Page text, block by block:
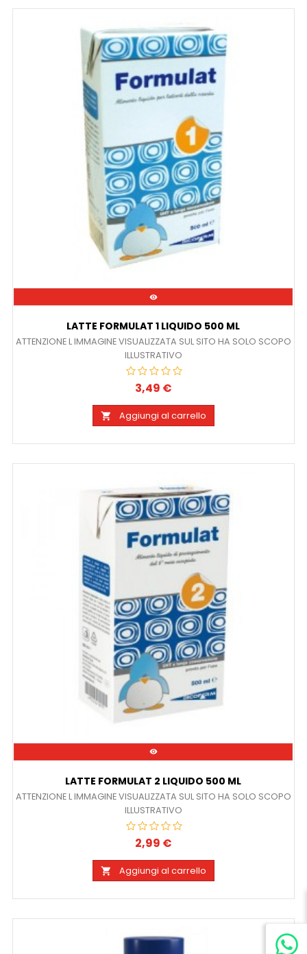

LATTE FORMULAT 1 LIQUIDO 500 ML
ATTENZIONE L IMMAGINE VISUALIZZATA SUL SITO HA SOLO SCOPO
ILLUSTRATIVO
Prezzo
3,49 €
 Aggiungi al carrello

LATTE FORMULAT 2 LIQUIDO 500 ML
ATTENZIONE L IMMAGINE VISUALIZZATA SUL SITO HA SOLO SCOPO
ILLUSTRATIVO
Prezzo
2,99 €
 Aggiungi al carrello